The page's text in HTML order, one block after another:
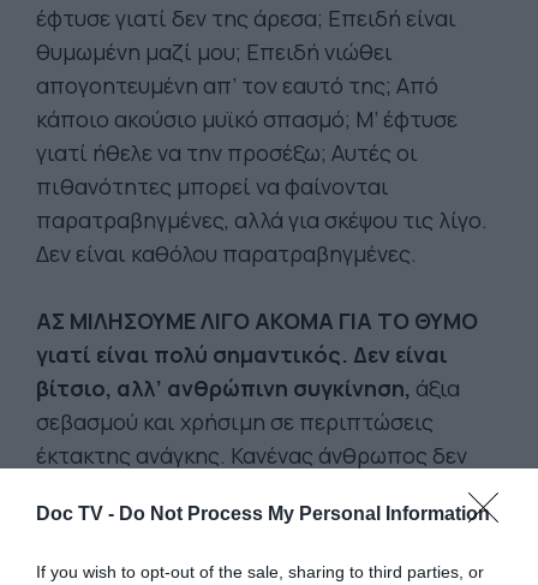
Doc TV - Do Not Process My Personal Information
If you wish to opt-out of the sale, sharing to third parties, or
έφτυσε γιατί δεν της άρεσα; Επειδή είναι
θυμωμένη μαζί μου; Επειδή νιώθει
απογοητευμένη απ’ τον εαυτό της; Από
κάποιο ακούσιο μυϊκό σπασμό; Μ’ έφτυσε
γιατί ήθελε να την προσέξω; Αυτές οι
πιθανότητες μπορεί να φαίνονται
παρατραβηγμένες, αλλά για σκέψου τις λίγο.
Δεν είναι καθόλου παρατραβηγμένες.
ΑΣ ΜΙΛΗΣΟΥΜΕ ΛΙΓΟ ΑΚΟΜΑ ΓΙΑ ΤΟ ΘΥΜΟ
γιατί είναι πολύ σημαντικός. Δεν είναι
βίτσιο, αλλ’ ανθρώπινη συγκίνηση, άξια
σεβασμού και χρήσιμη σε περιπτώσεις
έκτακτης ανάγκης. Κανένας άνθρωπος δεν
μερικές έκτακτες καταστάσεις κι όλους μάς